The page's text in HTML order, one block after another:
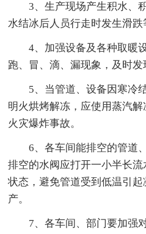
3、生产现场产生积水、
水结冰后人员行走时发生滑跌
4、加强设备及各种取暖
跑、冒、滴、漏现象，及时发
5、当管道、设备因寒冷
明火烘烤解冻，应使用蒸汽
火灾爆炸事故。
6、各车间能排空的管道
排空的水阀应打开一小半长
状态，避免管道受到低温引
产。
7、各车间、部门要加强